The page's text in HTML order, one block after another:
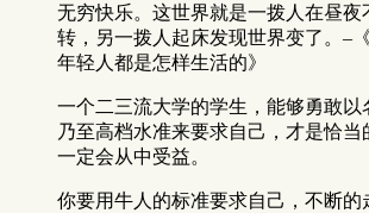
无穷快乐。这世界就是一拨人在昼夜
转，另一拨人起床发现世界变了。–
年轻人都是怎样生活的》
一个二三流大学的学生，能够勇敢以
乃至高档水准来要求自己，才是恰当
一定会从中受益。
你要用牛人的标准要求自己，不断的